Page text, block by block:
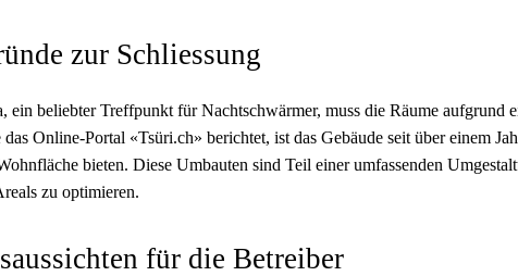
zur Schliessung
ein beliebter Treffpunkt für Nachtschwärmer, muss die Räume aufgrund
das Online-Portal «Tsüri.ch» berichtet, ist das Gebäude seit über einem
bieten. Diese Umbauten sind Teil einer umfassenden
zu optimieren.
für die Betreiber